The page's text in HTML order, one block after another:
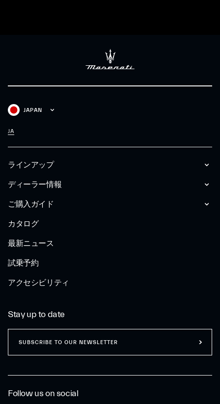
ラインアップ
ディーラー情報
ご購入ガイド
カタログ
最新ニュース
試乗予約
アクセシビリティ
JAPAN
JA
Follow us on social
Stay up to date
SUBSCRIBE TO OUR NEWSLETTER